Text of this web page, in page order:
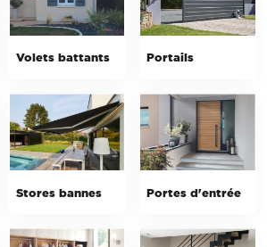
Volets battants Portails
Stores bannes Portes d'entrée